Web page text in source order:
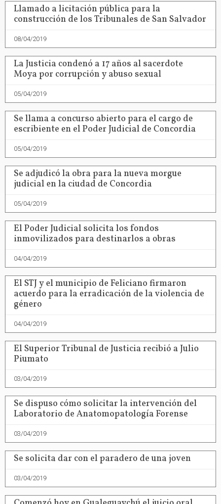
Llamado a licitación pública para la
construcción de los Tribunales de San Salvador
08/04/2019
La Justicia condenó a 17 años al sacerdote
Moya por corrupción y abuso sexual
05/04/2019
Se llama a concurso abierto para el cargo de
escribiente en el Poder Judicial de Concordia
05/04/2019
Se adjudicó la obra para la nueva morgue
judicial en la ciudad de Concordia
05/04/2019
El Poder Judicial solicita los fondos
inmovilizados para destinarlos a obras
04/04/2019
El STJ y el municipio de Feliciano firmaron
acuerdo para la erradicación de la violencia de
género
04/04/2019
El Superior Tribunal de Justicia recibió a Julio
Piumato
03/04/2019
Se dispuso cómo solicitar la intervención del
Laboratorio de Anatomopatología Forense
03/04/2019
Se solicita dar con el paradero de una joven
03/04/2019